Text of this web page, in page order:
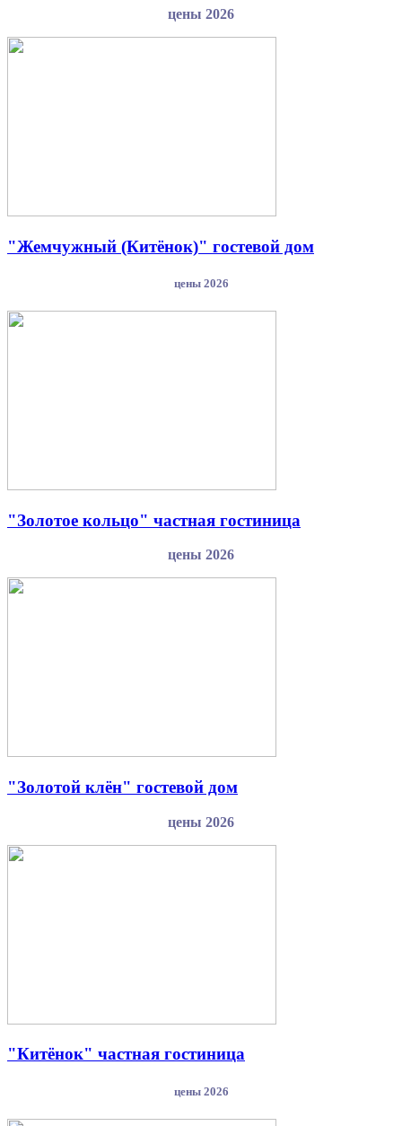
цены 2026
"Жемчужный (Китёнок)" гостевой дом
цены 2026
"Золотое кольцо" частная гостиница
цены 2026
"Золотой клён" гостевой дом
цены 2026
"Китёнок" частная гостиница
цены 2026